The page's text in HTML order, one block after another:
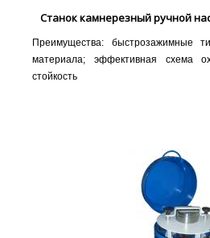
Станок камнерезный ручной
Преимущества: быстрозажимные
материала; эффективная схема
стойкость